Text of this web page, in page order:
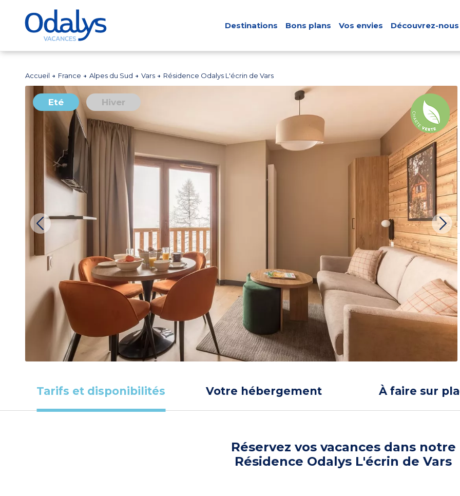
Destinations Bons plans Vos envies Découvrez-nous
Accueil France Alpes du Sud Vars Résidence Odalys L'écrin de Vars
Eté Hiver
Tarifs et disponibilités Votre hébergement À faire sur
Réservez vos vacances dans notre
Résidence Odalys L'écrin de Vars